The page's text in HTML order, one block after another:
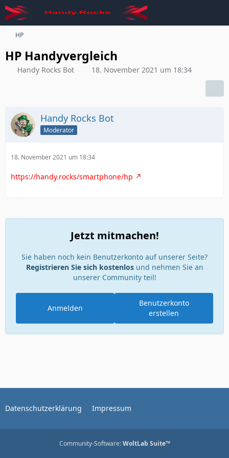
HP
HP Handyvergleich
Handy Rocks Bot 18. November 2021 um 18:34
Handy Rocks Bot
Moderator
18. November 2021 um 18:34
https://handy.rocks/smartphone/hp
Jetzt mitmachen!
Sie haben noch kein Benutzerkonto auf unserer Seite?
Registrieren Sie sich kostenlosund nehmen Sie an
unserer Community teil!
Benutzerkonto
erstellen
Anmelden
Datenschutzerklärung Impressum
Community-Software:WoltLab Suite™